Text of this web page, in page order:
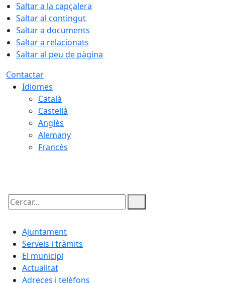
Saltar a la capçalera
Saltar al contingut
Saltar a documents
Saltar a relacionats
Saltar al peu de pàgina
Contactar
Idiomes
Català
Castellà
Anglès
Alemany
Francès
Cercar:
Ajuntament
Serveis i tràmits
El municipi
Actualitat
Adreces i telèfons